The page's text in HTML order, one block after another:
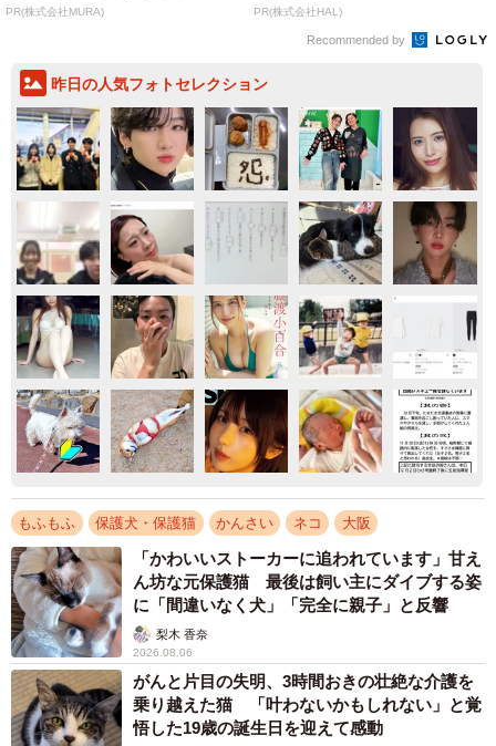
PR(株式会社MURA) PR(株式会社HAL)
Recommended by
昨日の人気フォトセレクション
もふもふ 保護犬・保護猫 かんさい ネコ 大阪
「かわいいストーカーに追われています」甘え
ん坊な元保護猫 最後は飼い主にダイブする姿
に「間違いなく犬」「完全に親子」と反響
梨木 香奈
2026.08.06
がんと片目の失明、3時間おきの壮絶な介護を
乗り越えた猫 「叶わないかもしれない」と覚
悟した19歳の誕生日を迎えて感動